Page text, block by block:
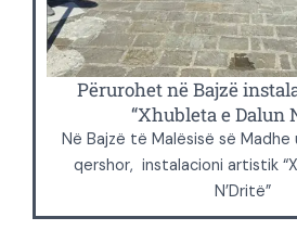
Përurohet në Bajzë
“Xhubleta e Dalun
Në Bajzë të Malësisë së Madhe
qershor, instalacioni artistik
N’Dritë”